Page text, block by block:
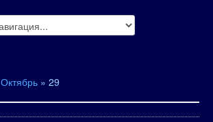
Октябрь » 29